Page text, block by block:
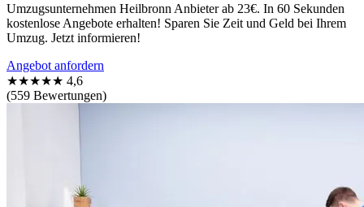
Umzugsunternehmen Heilbronn Anbieter ab 23€. In 60 Sekunden
kostenlose Angebote erhalten! Sparen Sie Zeit und Geld bei Ihrem
Umzug. Jetzt informieren!
Angebot anfordern
★★★★★ 4,6
(559 Bewertungen)